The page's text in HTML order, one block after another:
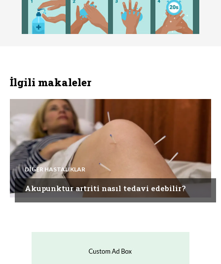
İlgili makaleler
DIĞER HASTALIKLAR
Akupunktur artriti nasıl tedavi edebilir?